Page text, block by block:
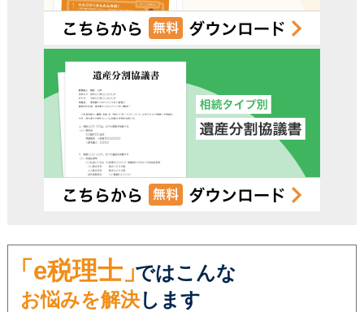
「e税理士」ではこんな
お悩みを解決します